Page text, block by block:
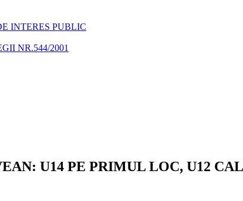
INTERES PUBLIC
NR.544/2001
U14 PE PRIMUL LOC, U12